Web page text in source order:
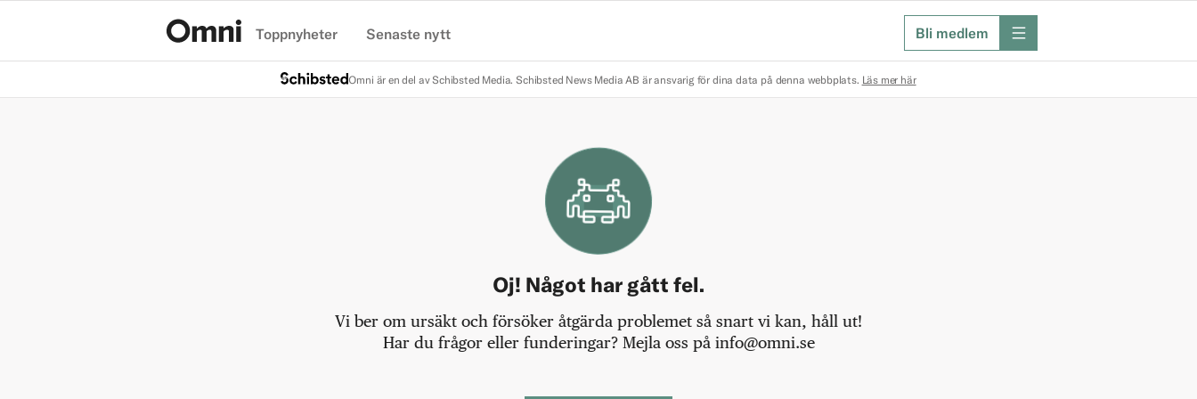
Toppnyheter Senaste nytt Bli medlem meny
Omni är en del av Schibsted Media. Schibsted News Media AB är ansvarig för dina data på denna webbplats. Läs mer här
Oj! Något har gått fel.
Vi ber om ursäkt och försöker åtgärda problemet så snart vi kan, håll ut!
Har du frågor eller funderingar? Mejla oss på info@omni.se